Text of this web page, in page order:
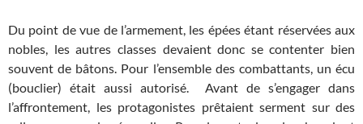
Du point de vue de l’armement, les épées étant réservées aux
nobles, les autres classes devaient donc se contenter bien
souvent de bâtons. Pour l’ensemble des combattants, un écu
(bouclier) était aussi autorisé. Avant de s’engager dans
l’affrontement, les protagonistes prêtaient serment sur des